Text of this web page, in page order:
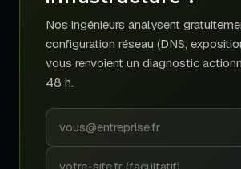
Nos ingénieurs analysent
configuration réseau (DNS,
vous renvoient un diagnostic
48 h.